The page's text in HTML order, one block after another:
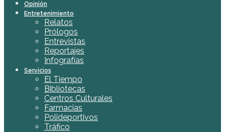
Opinión
Entretenimiento
Relatos
Prólogos
Entrevistas
Reportajes
Infografías
Servicios
El Tiempo
Bibliotecas
Centros Culturales
Farmacias
Polideportivos
Tráfico